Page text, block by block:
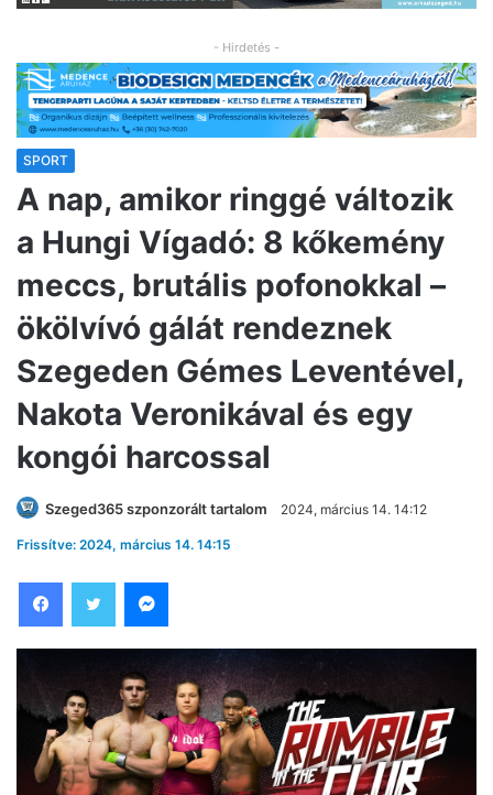
- Hirdetés -
SPORT
A nap, amikor ringgé változik
a Hungi Vígadó: 8 kőkemény
meccs, brutális pofonokkal –
ökölvívó gálát rendeznek
Szegeden Gémes Leventével,
Nakota Veronikával és egy
kongói harcossal
Szeged365 szponzorált tartalom 2024, március 14. 14:12
Frissítve: 2024, március 14. 14:15